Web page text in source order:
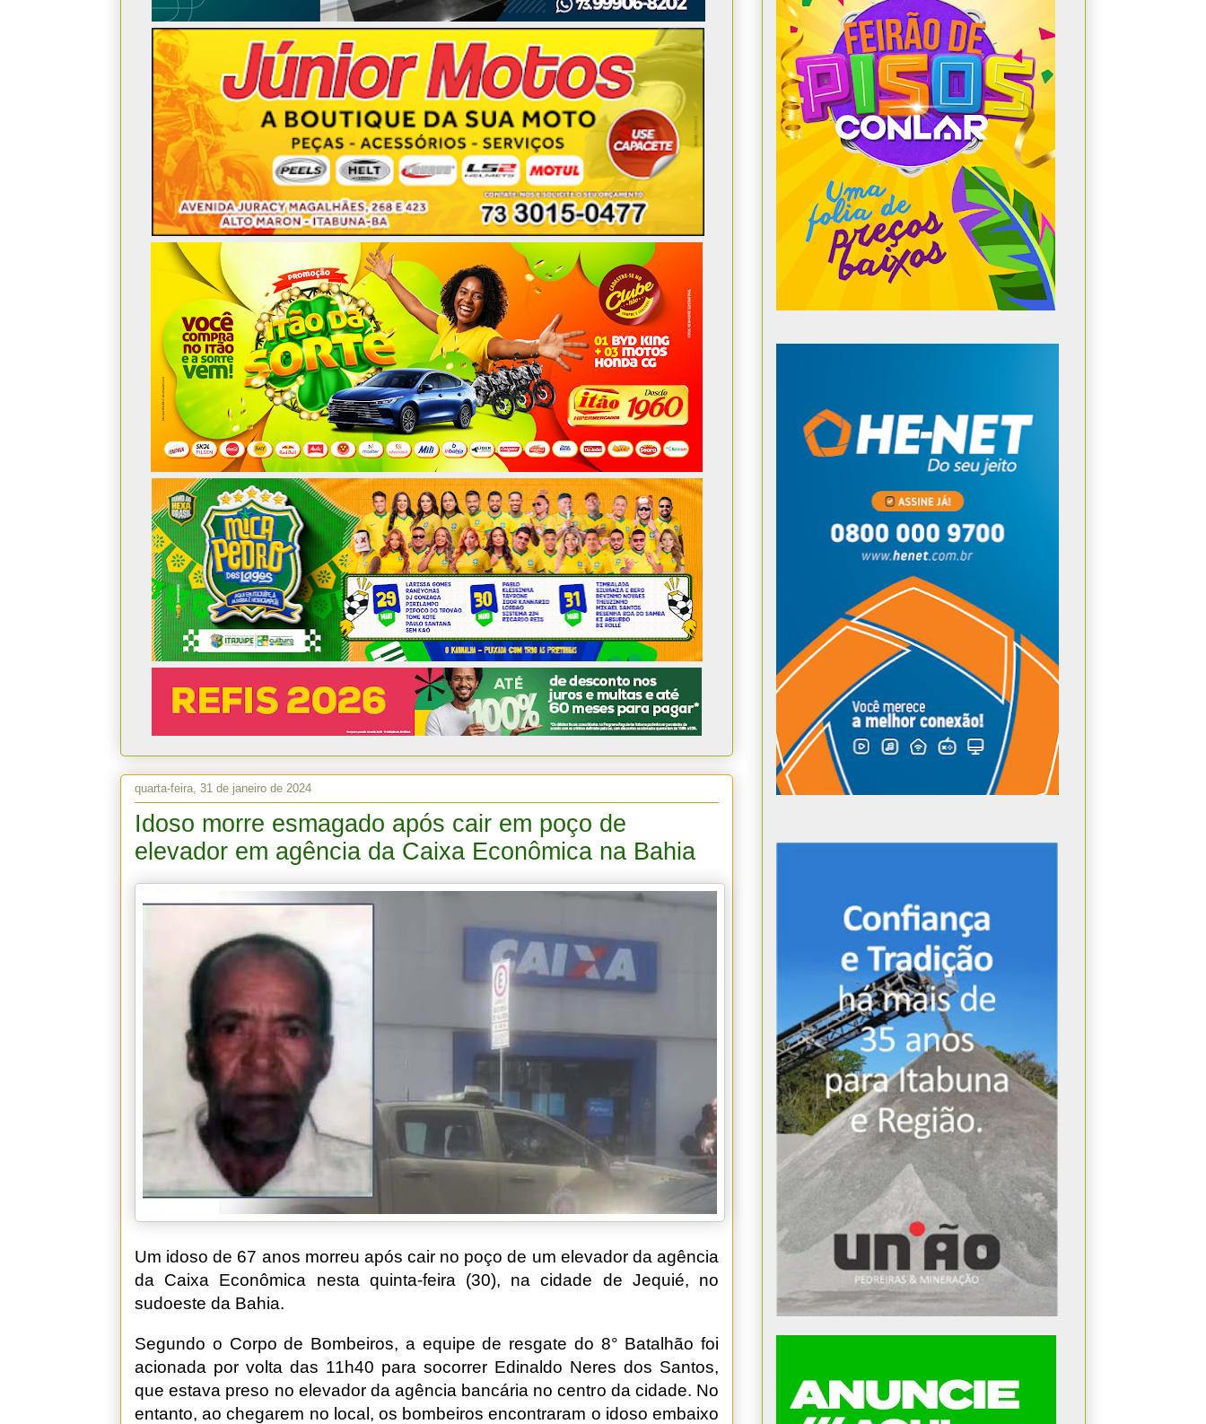
quarta-feira, 31 de janeiro de 2024
Idoso morre esmagado após cair em poço de
elevador em agência da Caixa Econômica na Bahia
Um idoso de 67 anos morreu após cair no poço de um elevador da agência
da Caixa Econômica nesta quinta-feira (30), na cidade de Jequié, no
sudoeste da Bahia.
Segundo o Corpo de Bombeiros, a equipe de resgate do 8° Batalhão foi
acionada por volta das 11h40 para socorrer Edinaldo Neres dos Santos,
que estava preso no elevador da agência bancária no centro da cidade. No
entanto, ao chegarem no local, os bombeiros encontraram o idoso embaixo